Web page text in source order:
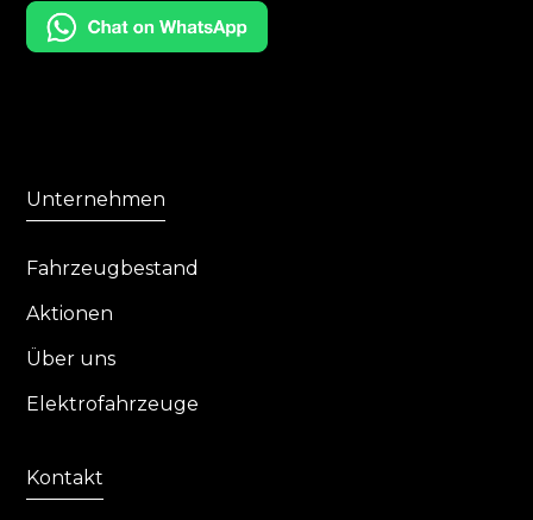
Unternehmen
Fahrzeugbestand
Aktionen
Über uns
Elektrofahrzeuge
Kontakt